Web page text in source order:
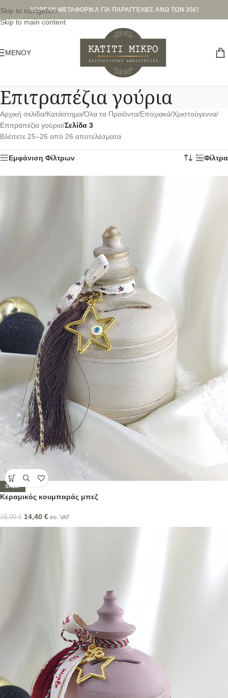
Skip to navigation
Skip to main content
ΔΩΡΕΑΝ ΜΕΤΑΦΟΡΙΚΑ ΓΙΑ ΠΑΡΑΓΓΕΛΙΕΣ ΑΝΩ ΤΩΝ 35€!
ΜΕΝΟΎ
Επιτραπέζια γούρια
Αρχική σελίδα/Κατάστημα/Όλα τα Προϊόντα/Εποχιακά/Χριστούγεννα/
Επιτραπέζια γούρια/Σελίδα 3
Βλέπετε 25–26 από 26 αποτελέσματα
Εμφάνιση Φίλτρων Φίλτρα
SALE!
Κεραμικός κουμπαράς μπεζ
18,00€ 14,40 € inc. VAT